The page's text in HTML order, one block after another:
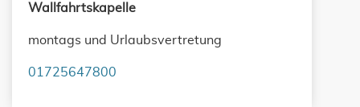
Wallfahrtskapelle
montags und Urlaubsvertretung
01725647800